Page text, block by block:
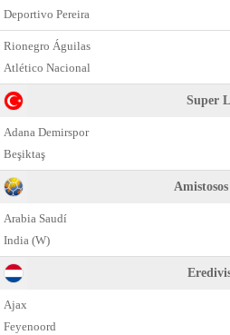
Deportivo Pereira
Rionegro Águilas
Atlético Nacional
Super
Adana Demirspor
Beşiktaş
Arabia Saudí
India (W)
Ajax
Feyenoord